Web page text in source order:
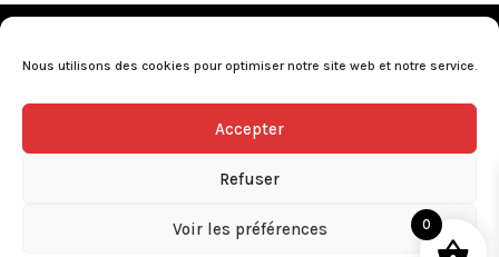
Nous utilisons des cookies pour optimiser notre site web et notre service.
Accepter
Refuser
Voir les préférences
Conditions générales de vente•Nos revendeurs•
L’abus d’alcool est dangereux pour la santé, consommez avec
0